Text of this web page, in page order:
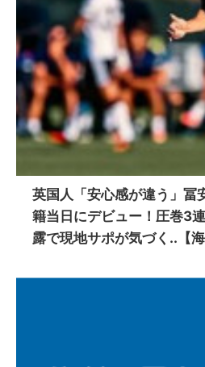
英国人「安心感が違う」冨
籍当日にデビュー！圧巻3
露で現地サポが気づく..【海